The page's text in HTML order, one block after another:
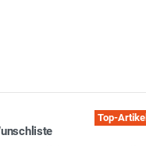
Top-Artikel